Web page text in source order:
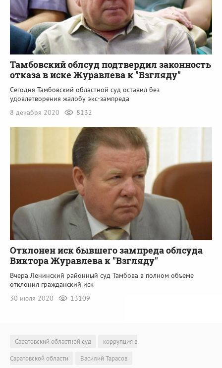
Тамбовский облсуд подтвердил законность
отказа в иске Журавлева к "Взгляду"
Сегодня Тамбовский областной суд оставил без
удовлетворения жалобу экс-зампреда
8 декабря 2020
8132
Отклонен иск бывшего зампреда облсуда
Виктора Журавлева к "Взгляду"
Вчера Ленинский районный суд Тамбова в полном объеме
отклонил гражданский иск
30 июля 2020
13109
Саратовский областной суд
коррупция в
Саратовской области
Василий Тарасов